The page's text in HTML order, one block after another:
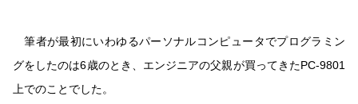
筆者が最初にいわゆるパーソナルコンピュータでプログラミン
グをしたのは6歳のとき、エンジニアの父親が買ってきたPC-9801
上でのことでした。